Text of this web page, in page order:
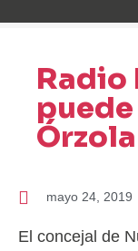
Radio
Órzola
mayo 24, 2019
El concejal de